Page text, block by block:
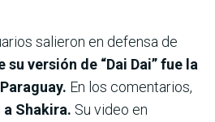
salieron en defensa de
su versión de “Dai Dai” fue la
En los comentarios,
Shakira. Su video en